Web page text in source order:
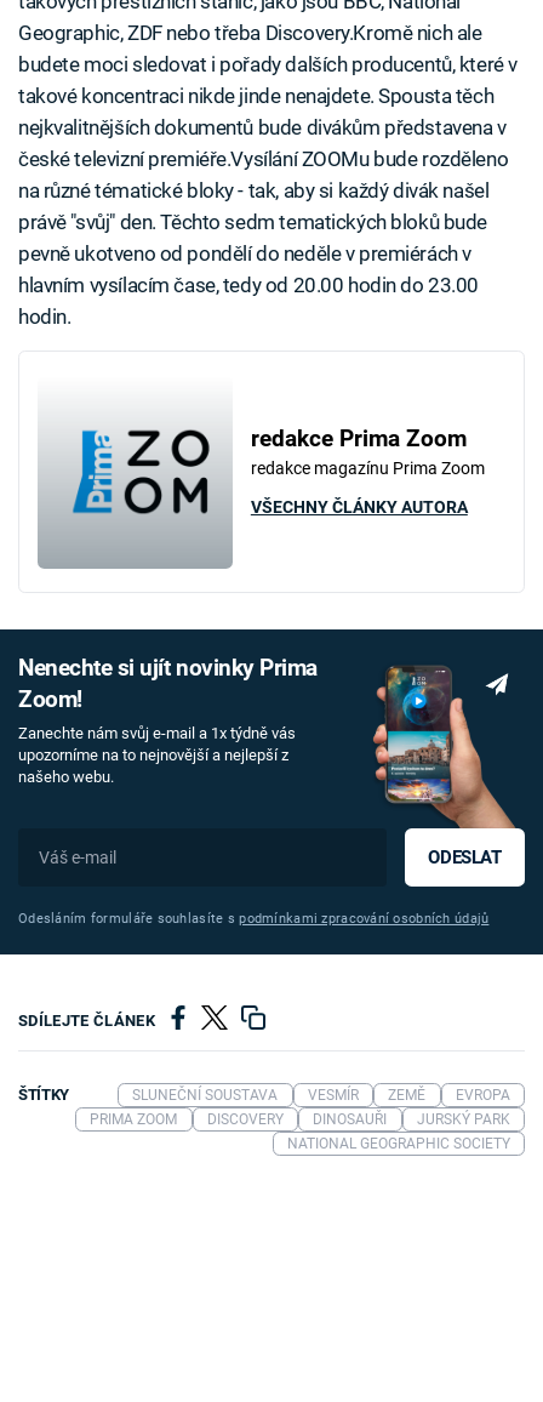
Geographic, ZDF nebo třeba Discovery.Kromě nich ale
budete moci sledovat i pořady dalších producentů, které v
takové koncentraci nikde jinde nenajdete. Spousta těch
nejkvalitnějších dokumentů bude divákům představena v
české televizní premiéře.Vysílání ZOOMu bude rozděleno
na různé tématické bloky - tak, aby si každý divák našel
právě "svůj" den. Těchto sedm tematických bloků bude
pevně ukotveno od pondělí do neděle v premiérách v
hlavním vysílacím čase, tedy od 20.00 hodin do 23.00
hodin.
redakce Prima Zoom
redakce magazínu Prima Zoom
VŠECHNY ČLÁNKY AUTORA
Nenechte si ujít novinky Prima
Zoom!
Zanechte nám svůj e-mail a 1x týdně vás
upozorníme na to nejnovější a nejlepší z
našeho webu.
ODESLAT
Odesláním formuláře souhlasíte spodmínkami zpracování osobních údajů
SDÍLEJTE ČLÁNEK
ŠTÍTKY SLUNEČNÍ SOUSTAVA VESMÍR ZEMĚ
EVROPA
PRIMA ZOOM
DISCOVERY DINOSAUŘI
JURSKÝ PARK
NATIONAL GEOGRAPHIC SOCIETY